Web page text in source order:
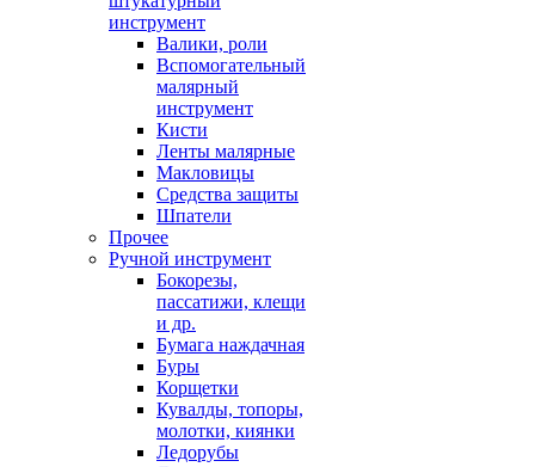
инструмент
Валики, роли
Вспомогательный
малярный
инструмент
Кисти
Ленты малярные
Макловицы
Средства защиты
Шпатели
Прочее
Ручной инструмент
Бокорезы,
пассатижи, клещи
и др.
Бумага наждачная
Буры
Корщетки
Кувалды, топоры,
молотки, киянки
Ледорубы